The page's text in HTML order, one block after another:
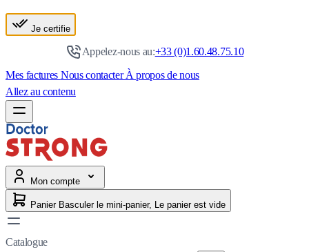
Je certifie
Appelez-nous au:+33 (0)1.60.48.75.10
Mes factures Nous contacterÀ propos de nous
Allez au contenu
Mon compte
Panier Basculer le mini-panier, Le panier est vide
Catalogue